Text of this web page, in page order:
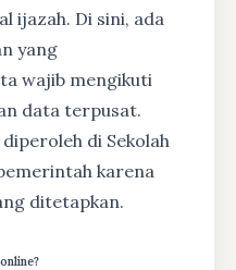
ijazah. Di sini, ada
yang
wajib mengikuti
data terpusat.
di Sekolah
karena
ditetapkan.